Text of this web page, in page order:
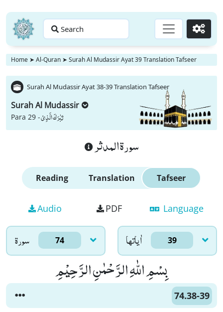
Search Go
Home ➤ Al-Quran ➤ Surah Al Mudassir Ayat 39 Translation Tafseer
Surah Al Mudassir Ayat 38-39 Translation Tafseer
Surah Al Mudassir
Para 29 -تَبٰرَكَ الَّذِیْ
سورة المدثر
Reading Translation Tafseer
Audio PDF Language
سورۃ 74 اٰياتها 39
بِسْمِ اللّٰهِ الرَّحْمٰنِ الرَّحِیْمِ
74.38-39